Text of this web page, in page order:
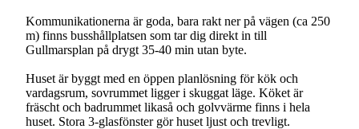
Kommunikationerna är goda, bara rakt ner på vägen (ca 250
m) finns busshållplatsen som tar dig direkt in till
Gullmarsplan på drygt 35-40 min utan byte.
Huset är byggt med en öppen planlösning för kök och
vardagsrum, sovrummet ligger i skuggat läge. Köket är
fräscht och badrummet likaså och golvvärme finns i hela
huset. Stora 3-glasfönster gör huset ljust och trevligt.